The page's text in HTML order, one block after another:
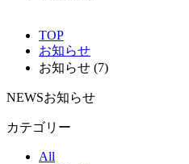
TOP
お知らせ
お知らせ (7)
NEWSお知らせ
カテゴリー
All